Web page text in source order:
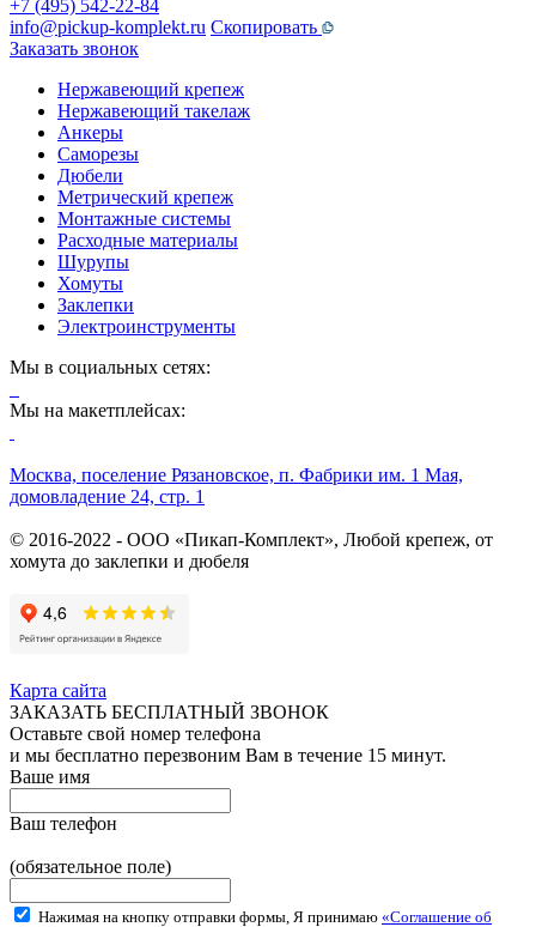
+7 (495) 542-22-84
info@pickup-komplekt.ru Скопировать
Заказать звонок
Нержавеющий крепеж
Нержавеющий такелаж
Анкеры
Саморезы
Дюбели
Метрический крепеж
Монтажные системы
Расходные материалы
Шурупы
Хомуты
Заклепки
Электроинструменты
Мы в социальных сетях:
Мы на макетплейсах:
Москва, поселение Рязановское, п. Фабрики им. 1 Мая,
домовладение 24, стр. 1
© 2016-2022 - ООО «Пикап-Комплект», Любой крепеж, от
хомута до заклепки и дюбеля
Карта сайта
ЗАКАЗАТЬ БЕСПЛАТНЫЙ ЗВОНОК
Оставьте свой номер телефона
и мы бесплатно перезвоним Вам в течение 15 минут.
Ваше имя
Ваш телефон
(обязательное поле)
Нажимая на кнопку отправки формы, Я принимаю «Соглашение об